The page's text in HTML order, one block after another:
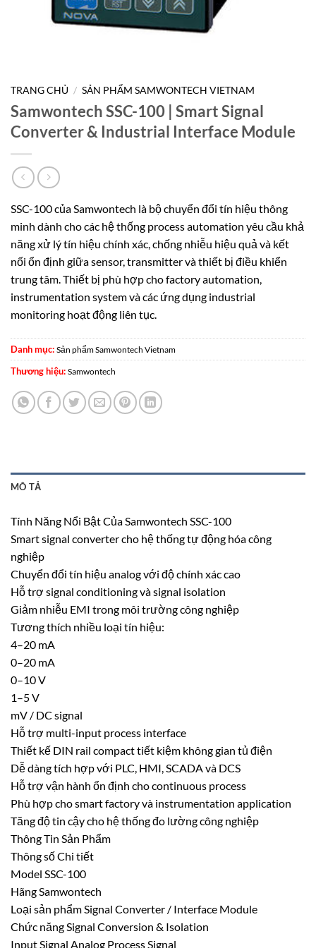
TRANG CHỦ / SẢN PHẨM SAMWONTECH VIETNAM
Samwontech SSC-100 | Smart Signal
Converter & Industrial Interface Module
SSC-100 của Samwontech là bộ chuyển đổi tín hiệu thông
minh dành cho các hệ thống process automation yêu cầu khả
năng xử lý tín hiệu chính xác, chống nhiễu hiệu quả và kết
nối ổn định giữa sensor, transmitter và thiết bị điều khiển
trung tâm. Thiết bị phù hợp cho factory automation,
instrumentation system và các ứng dụng industrial
monitoring hoạt động liên tục.
Danh mục: Sản phẩm Samwontech Vietnam
Thương hiệu: Samwontech
MÔ TẢ
Tính Năng Nổi Bật Của Samwontech SSC-100
Smart signal converter cho hệ thống tự động hóa công
nghiệp
Chuyển đổi tín hiệu analog với độ chính xác cao
Hỗ trợ signal conditioning và signal isolation
Giảm nhiễu EMI trong môi trường công nghiệp
Tương thích nhiều loại tín hiệu:
4–20 mA
0–20 mA
0–10 V
1–5 V
mV / DC signal
Hỗ trợ multi-input process interface
Thiết kế DIN rail compact tiết kiệm không gian tủ điện
Dễ dàng tích hợp với PLC, HMI, SCADA và DCS
Hỗ trợ vận hành ổn định cho continuous process
Phù hợp cho smart factory và instrumentation application
Tăng độ tin cậy cho hệ thống đo lường công nghiệp
Thông Tin Sản Phẩm
Thông số Chi tiết
Model SSC-100
Hãng Samwontech
Loại sản phẩm Signal Converter / Interface Module
Chức năng Signal Conversion & Isolation
Input Signal Analog Process Signal